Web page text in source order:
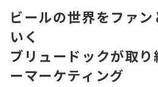
ビールの世界をファ
いく
ブリュードックが取り
ーマーケティング